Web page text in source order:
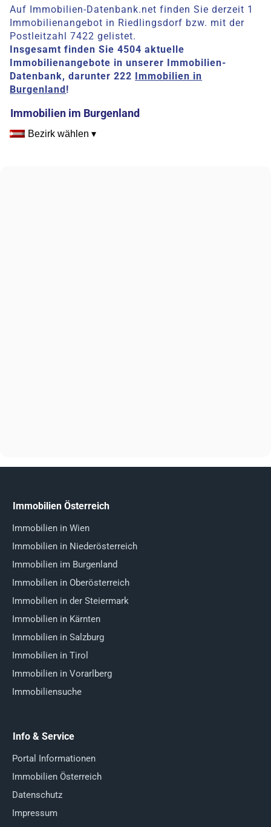
Auf Immobilien-Datenbank.net finden Sie derzeit 1
Immobilienangebot in Riedlingsdorf bzw. mit der
Postleitzahl 7422 gelistet.
Insgesamt finden Sie 4504 aktuelle
Immobilienangebote in unserer Immobilien-
Datenbank, darunter 222
Immobilien in
Burgenland !
Immobilien im Burgenland
Bezirk wählen ▾
Immobilien Österreich
Immobilien in Wien
Immobilien in Niederösterreich
Immobilien im Burgenland
Immobilien in Oberösterreich
Immobilien in der Steiermark
Immobilien in Kärnten
Immobilien in Salzburg
Immobilien in Tirol
Immobilien in Vorarlberg
Immobiliensuche
Info & Service
Portal Informationen
Immobilien Österreich
Datenschutz
Impressum